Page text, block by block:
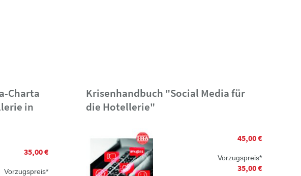
Charta
in
35,00 €
Vorzugspreis*
Krisenhandbuch "Social Media für
die Hotellerie"
45,00 €
Vorzugspreis*
35,00 €